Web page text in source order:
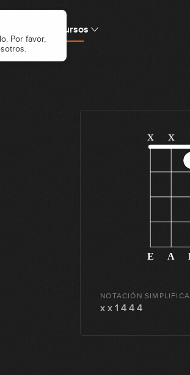
Recursos
E A
x x
NOTACIÓN
x x 1 4 4 4